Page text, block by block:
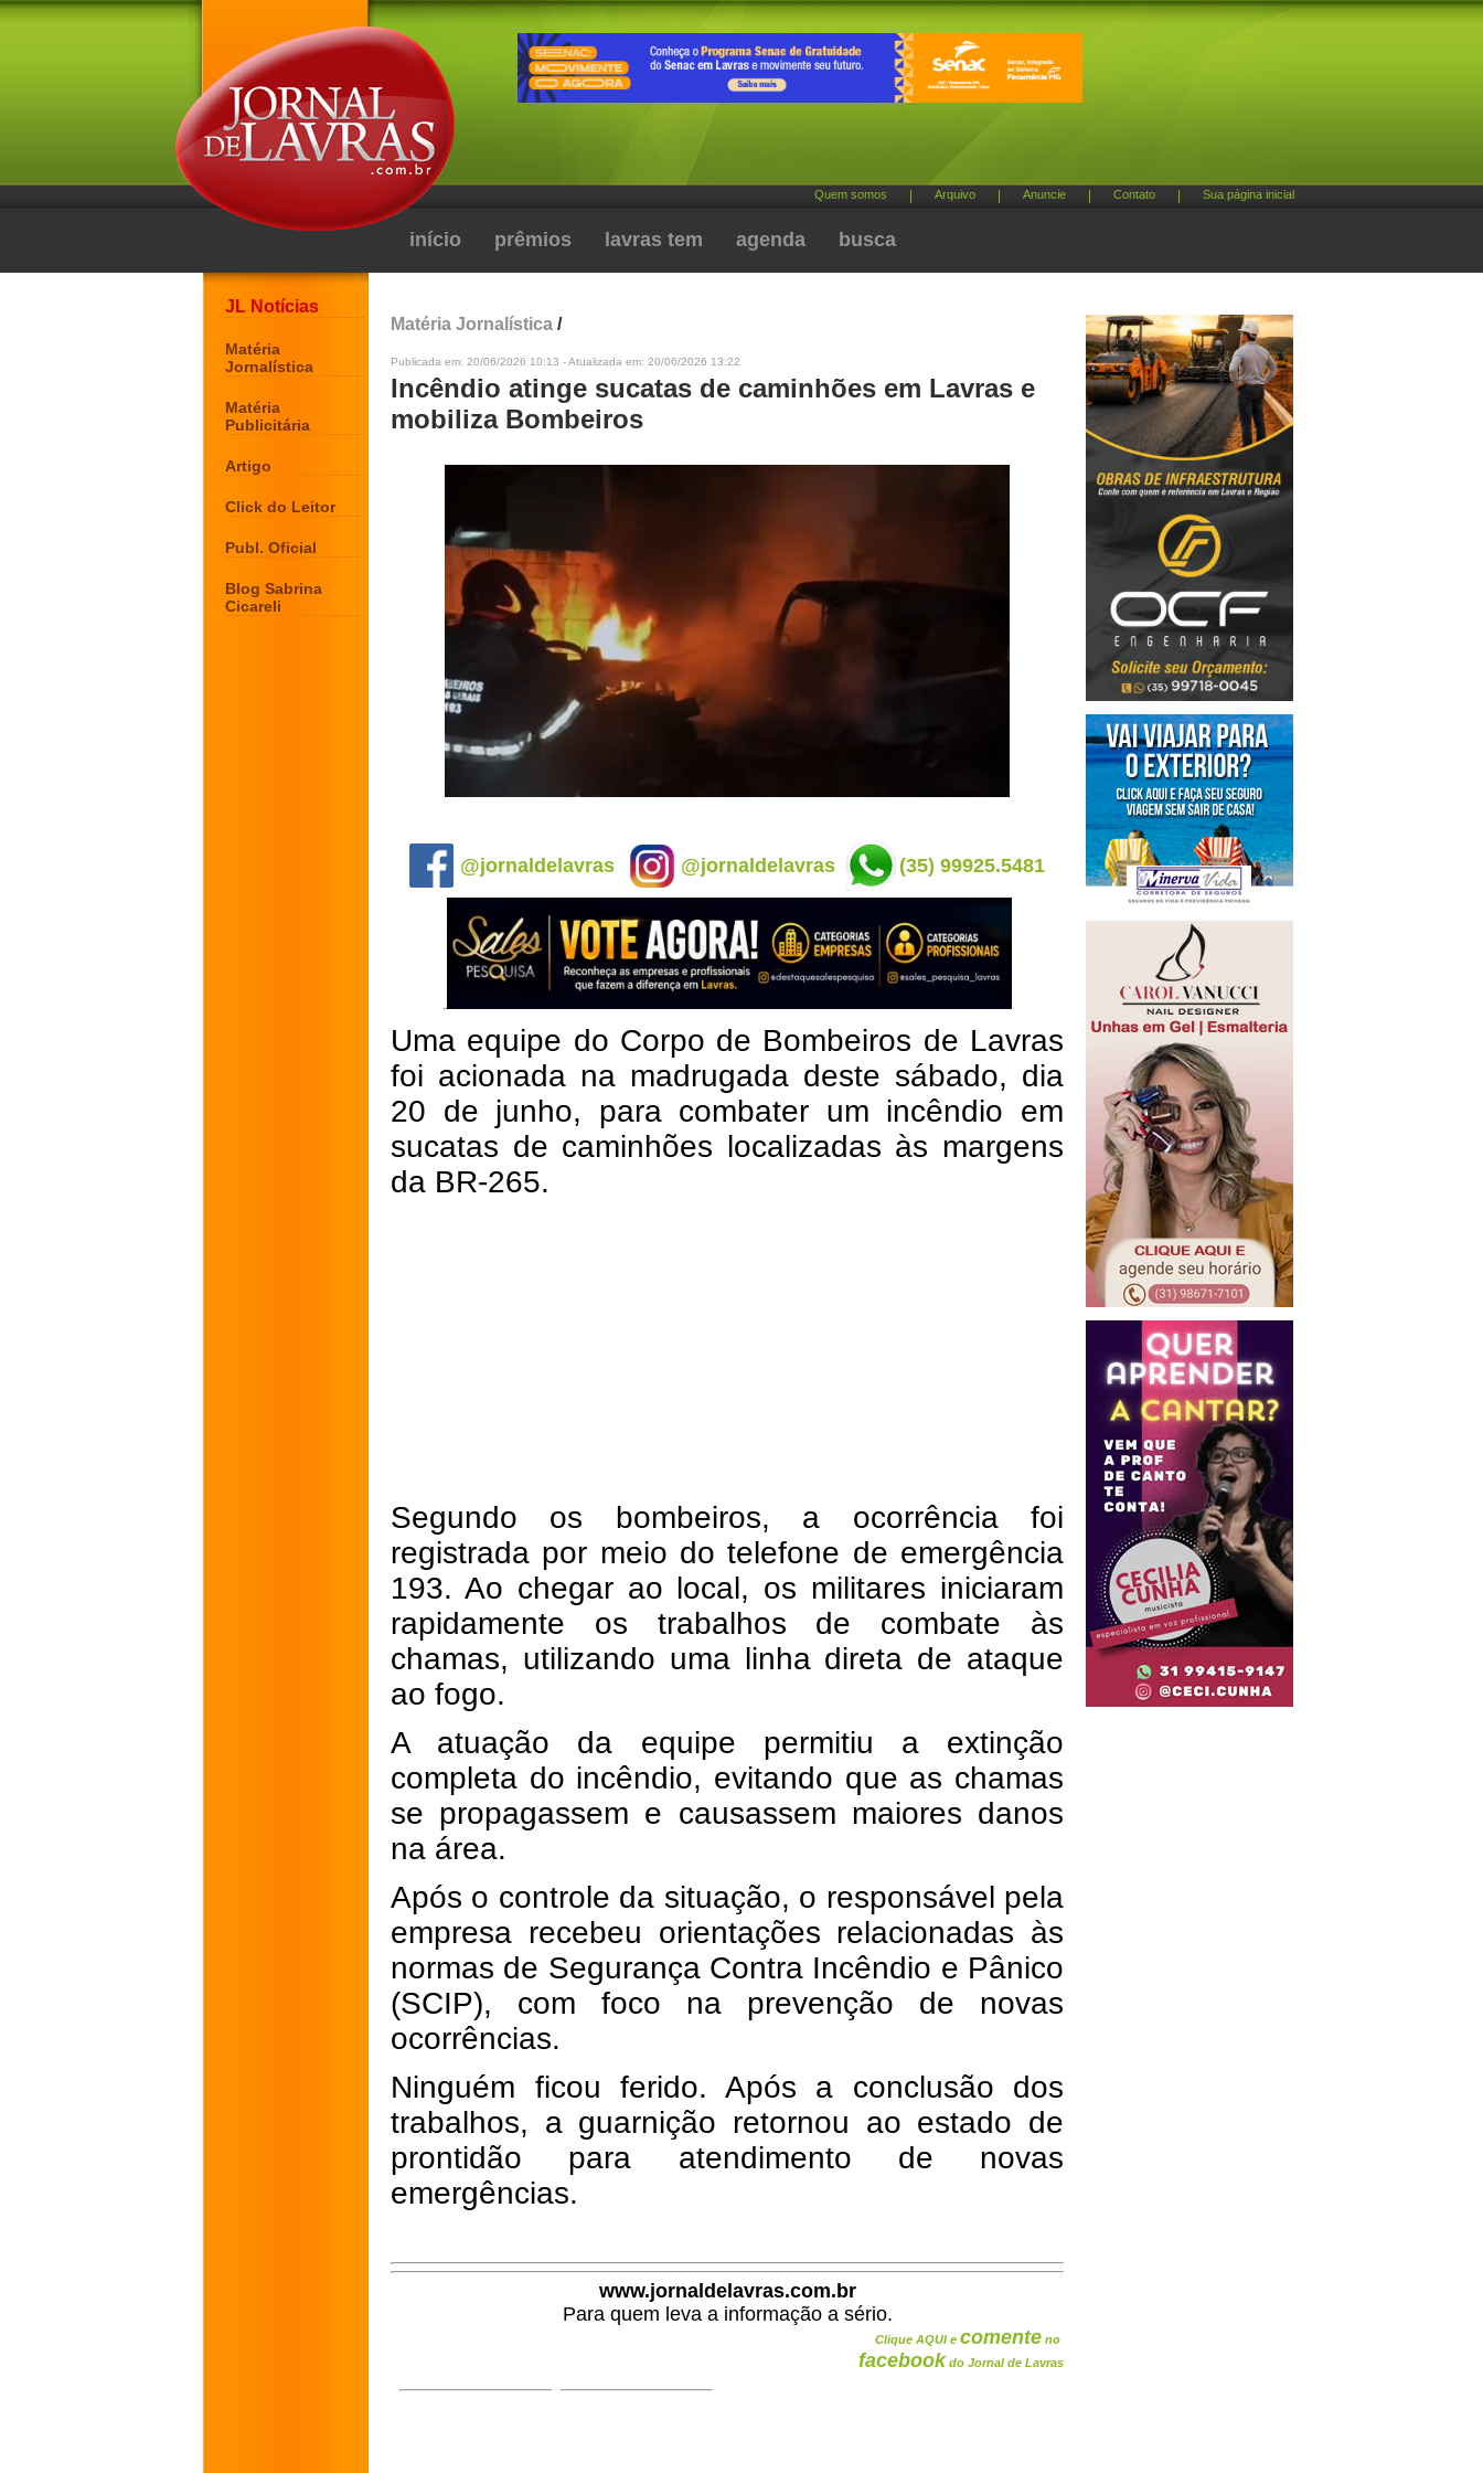
Quem somos Arquivo Anuncie Contato Sua página inicial
início prêmios lavras tem agenda busca
JL Notícias
Matéria
Jornalística
Matéria
Publicitária
Artigo
Click do Leitor
Publ. Oficial
Blog Sabrina
Cicareli
Matéria Jornalística /
Publicada em: 20/06/2026 10:13 - Atualizada em: 20/06/2026 13:22
Incêndio atinge sucatas de caminhões em Lavras e
mobiliza Bombeiros
@jornaldelavras @jornaldelavras (35) 99925.5481
Uma equipe do Corpo de Bombeiros de Lavras
foi acionada na madrugada deste sábado, dia
20 de junho, para combater um incêndio em
sucatas de caminhões localizadas às margens
da BR-265.
Segundo os bombeiros, a ocorrência foi
registrada por meio do telefone de emergência
193. Ao chegar ao local, os militares iniciaram
rapidamente os trabalhos de combate às
chamas, utilizando uma linha direta de ataque
ao fogo.
A atuação da equipe permitiu a extinção
completa do incêndio, evitando que as chamas
se propagassem e causassem maiores danos
na área.
Após o controle da situação, o responsável pela
empresa recebeu orientações relacionadas às
normas de Segurança Contra Incêndio e Pânico
(SCIP), com foco na prevenção de novas
ocorrências.
Ninguém ficou ferido. Após a conclusão dos
trabalhos, a guarnição retornou ao estado de
prontidão para atendimento de novas
emergências.
www.jornaldelavras.com.br
Para quem leva a informação a sério.
Clique AQUI e comente no
facebook do Jornal de Lavras